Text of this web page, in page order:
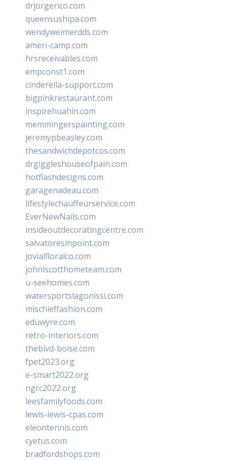
drjorgerico.com
queensushipa.com
wendyweimerdds.com
ameri-camp.com
hrsreceivables.com
empconst1.com
cinderella-support.com
bigpinkrestaurant.com
inspirehuahin.com
memmingerspainting.com
jeremypbeasley.com
thesandwichdepotcos.com
drgiggleshouseofpain.com
hotflashdesigns.com
garagenadeau.com
lifestylechauffeurservice.com
EverNewNails.com
insideoutdecoratingcentre.com
salvatoresinpoint.com
jovialfloralco.com
johnlscotthometeam.com
u-seehomes.com
watersportslagonissi.com
mischieffashion.com
eduwyre.com
retro-interiors.com
theblvd-boise.com
fpet2023.org
e-smart2022.org
ngrc2022.org
leesfamilyfoods.com
lewis-lewis-cpas.com
eleontennis.com
cyetus.com
bradfordshops.com